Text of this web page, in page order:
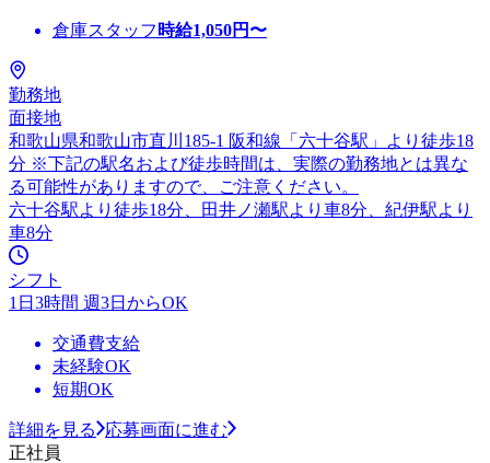
倉庫スタッフ 時給1,050円〜
勤務地
面接地
和歌山県和歌山市直川185-1 阪和線「六十谷駅」より徒歩18
分 ※下記の駅名および徒歩時間は、実際の勤務地とは異な
る可能性がありますので、ご注意ください。
六十谷駅より徒歩18分、田井ノ瀬駅より車8分、紀伊駅より
車8分
シフト
1日3時間 週3日からOK
交通費支給
未経験OK
短期OK
詳細を見る
応募画面に進む
正社員